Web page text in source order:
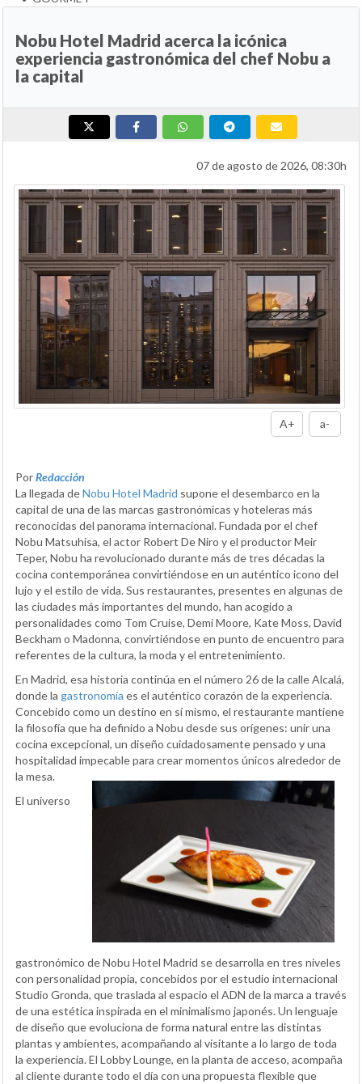
Nobu Hotel Madrid acerca la icónica
experiencia gastronómica del chef Nobu a
la capital
07 de agosto de 2026, 08:30h
A+ a-
PorRedacción
La llegada deNobu Hotel Madrid supone el desembarco en la
capital de una de las marcas gastronómicas y hoteleras más
reconocidas del panorama internacional. Fundada por el chef
Nobu Matsuhisa, el actor Robert De Niro y el productor Meir
Teper, Nobu ha revolucionado durante más de tres décadas la
cocina contemporánea convirtiéndose en un auténtico icono del
lujo y el estilo de vida. Sus restaurantes, presentes en algunas de
las ciudades más importantes del mundo, han acogido a
personalidades como Tom Cruise, Demi Moore, Kate Moss, David
Beckham o Madonna, convirtiéndose en punto de encuentro para
referentes de la cultura, la moda y el entretenimiento.
En Madrid, esa historia continúa en el número 26 de la calle Alcalá,
donde la gastronomía es el auténtico corazón de la experiencia.
Concebido como un destino en sí mismo, el restaurante mantiene
la filosofía que ha definido a Nobu desde sus orígenes: unir una
cocina excepcional, un diseño cuidadosamente pensado y una
hospitalidad impecable para crear momentos únicos alrededor de
la mesa.
El universo
gastronómico de Nobu Hotel Madrid se desarrolla en tres niveles
con personalidad propia, concebidos por el estudio internacional
Studio Gronda, que traslada al espacio el ADN de la marca a través
de una estética inspirada en el minimalismo japonés. Un lenguaje
de diseño que evoluciona de forma natural entre las distintas
plantas y ambientes, acompañando al visitante a lo largo de toda
la experiencia. El Lobby Lounge, en la planta de acceso, acompaña
al cliente durante todo el día con una propuesta flexible que